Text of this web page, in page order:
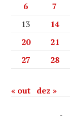
6
7
13
14
20
21
27
28
« out dez »